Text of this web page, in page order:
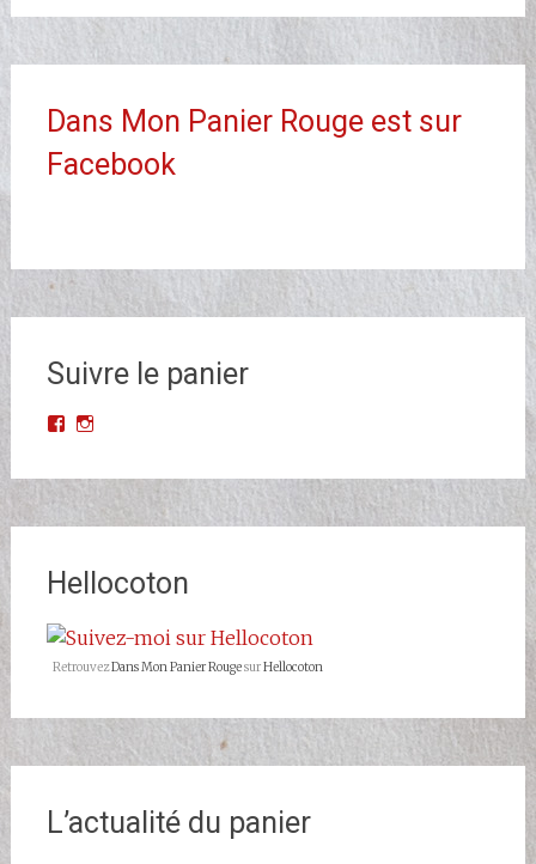
Dans Mon Panier Rouge est sur
Facebook
Suivre le panier
Voir
de
Dans-
Mon-
677523068993427/?
ref=br_rs
Facebook
Voir
de
dans_mon_panier_rouge
sur
Hellocoton
RetrouvezDans Mon Panier RougesurHellocoton
L’actualité du panier